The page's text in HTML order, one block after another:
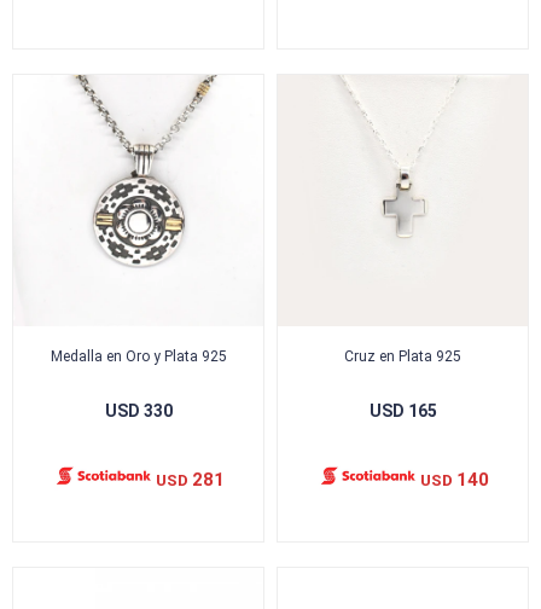
Medalla en Oro y Plata 925
USD 330
USD 281
Cruz en Plata 925
USD 165
USD 140